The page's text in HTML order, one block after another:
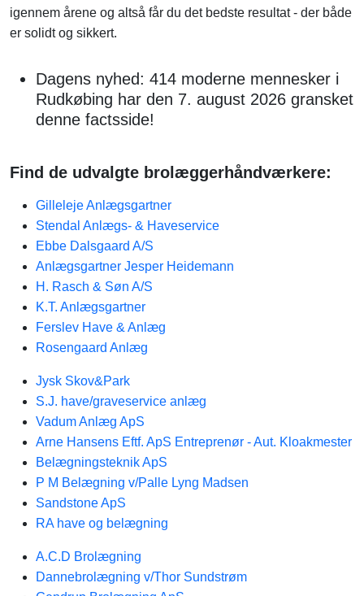
igennem årene og altså får du det bedste resultat - der både
er solidt og sikkert.
Dagens nyhed: 414 moderne mennesker i
Rudkøbing har den 7. august 2026 gransket
denne factsside!
Find de udvalgte brolæggerhåndværkere:
Gilleleje Anlægsgartner
Stendal Anlægs- & Haveservice
Ebbe Dalsgaard A/S
Anlægsgartner Jesper Heidemann
H. Rasch & Søn A/S
K.T. Anlægsgartner
Ferslev Have & Anlæg
Rosengaard Anlæg
Jysk Skov&Park
S.J. have/graveservice anlæg
Vadum Anlæg ApS
Arne Hansens Eftf. ApS Entreprenør - Aut. Kloakmester
Belægningsteknik ApS
P M Belægning v/Palle Lyng Madsen
Sandstone ApS
RA have og belægning
A.C.D Brolægning
Dannebrolægning v/Thor Sundstrøm